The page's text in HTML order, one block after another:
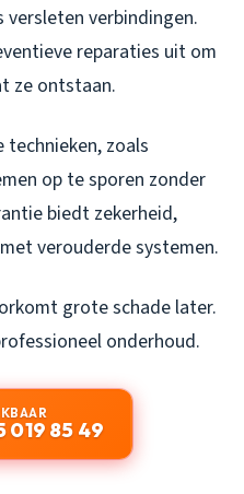
versleten verbindingen.
reparaties uit om
ze ontstaan.
technieken, zoals
op te sporen zonder
biedt zekerheid,
verouderde systemen.
grote schade later.
onderhoud.
019 85 49